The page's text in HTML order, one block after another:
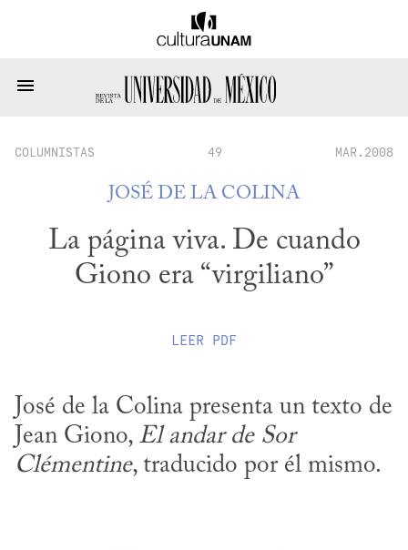
COLUMNISTAS 49 MAR.2008
JOSÉ DE LA COLINA
La página viva. De cuando
Giono era “virgiliano”
LEER PDF
José de la Colina presenta un texto de
Jean Giono, El andar de Sor
Clémentine, traducido por él mismo.